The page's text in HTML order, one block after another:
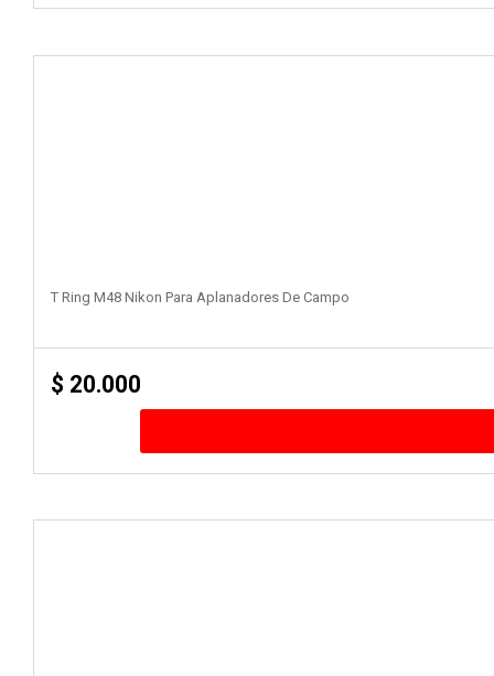
T Ring M48 Nikon Para Aplanadores De Campo
$ 20.000